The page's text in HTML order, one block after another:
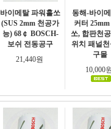
바이메탈 파워홀쏘
(SUS 2mm 천공가
능) 68￠ BOSCH-
보쉬 전동공구
21,440원
동해-바이
커터
쏘, 합판천
위치 패널
구몰
10,000